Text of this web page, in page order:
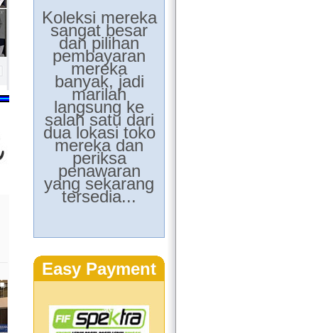
Koleksi mereka
sangat besar
dan pilihan
pembayaran
mereka
banyak, jadi
marilah
langsung ke
salah satu dari
dua lokasi toko
mereka dan
periksa
penawaran
yang sekarang
tersedia...
Easy Payment